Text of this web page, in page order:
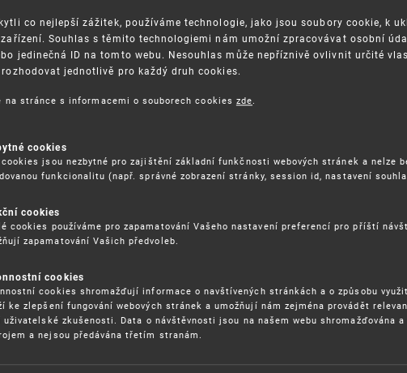
PROSAZOVÁNÍ PRÁV K
DUŠEVNÍMU VLASTNICTVÍ
PUBLIKACE
VZDĚLÁVÁNÍ
SPRÁVA COOKIES
ORGANIZAČNÍ SCHÉMA
KARIÉRA
co nejlepší zážitek, používáme technologie, jako jsou soubory cookie, k
Souhlas s těmito technologiemi nám umožní zpracovávat osobní
jedinečná ID na tomto webu. Nesouhlas může nepříznivě ovlivnit určité
rozhodovat jednotlivě pro každý druh cookies.
na stránce s informacemi o souborech cookies zde
cookies
jsou nezbytné pro zajištění základní funkčnosti webových stránek a nelze
funkcionalitu (např. správné zobrazení stránky, session id, nastavení
cookies
cookies používáme pro zapamatování Vašeho nastavení preferencí pro příští
zapamatování Vašich předvoleb.
cookies
cookies shromažďují informace o navštívených stránkách a o způsobu
ke zlepšení fungování webových stránek a umožňují nám zejména provádět
uživatelské zkušenosti. Data o návštěvnosti jsou na našem webu shromažďována a
a nejsou předávána třetím stranám.